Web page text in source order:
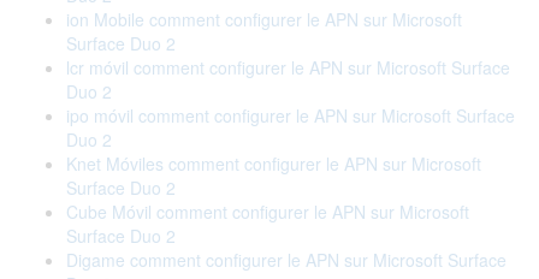
ion Mobile comment configurer le APN sur Microsoft
Surface Duo 2
lcr móvil comment configurer le APN sur Microsoft Surface
Duo 2
ipo móvil comment configurer le APN sur Microsoft Surface
Duo 2
Knet Móviles comment configurer le APN sur Microsoft
Surface Duo 2
Cube Móvil comment configurer le APN sur Microsoft
Surface Duo 2
Digame comment configurer le APN sur Microsoft Surface